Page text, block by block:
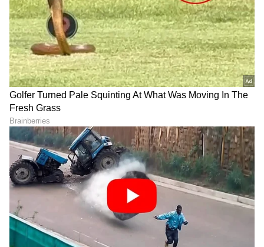
ಕನಕೋತ್ಸವದಲ್ಲಿ ರಿಷಬ್ ಶೆಟ್ಟಿ | Rishab
Shetty speech | Suvarna News
ಶೇ.50 ರಿಂದ ಶೇ.18 ಕ್ಕೆ TAX ಇಳಿಕೆ: ಮೋದಿ-
ಟ್ರಂಪ್ ಐತಿಹಾಸಿಕ ಒಪ್ಪಂದ | India US
Trade Deal | Party Rounds